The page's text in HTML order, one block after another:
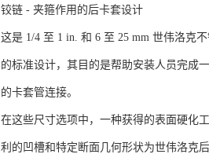
铰链 - 夹箍作用的后卡套设计
这是 1/4 至 1 in. 和 6 至 25 mm 世伟洛克
的标准设计，其目的是帮助安装人员完成
的卡套管连接。
在这些尺寸选项中，一种获得的表面硬化
利的凹槽和特定断面几何形状为世伟洛克